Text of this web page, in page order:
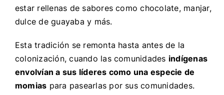
estar rellenas de sabores como chocolate, manjar,
dulce de guayaba y más.
Esta tradición se remonta hasta antes de la
colonización, cuando las comunidades indígenas
envolvían a sus líderes como una especie de
momias para pasearlas por sus comunidades.